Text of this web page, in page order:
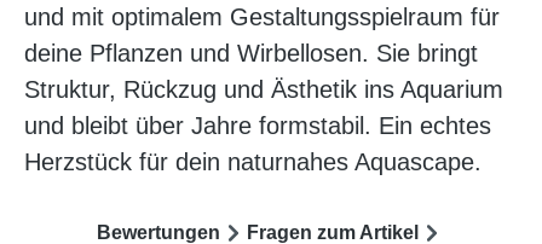
und mit optimalem Gestaltungsspielraum für
deine Pflanzen und Wirbellosen. Sie bringt
Struktur, Rückzug und Ästhetik ins Aquarium
und bleibt über Jahre formstabil. Ein echtes
Herzstück für dein naturnahes Aquascape.
Bewertungen Fragen zum Artikel